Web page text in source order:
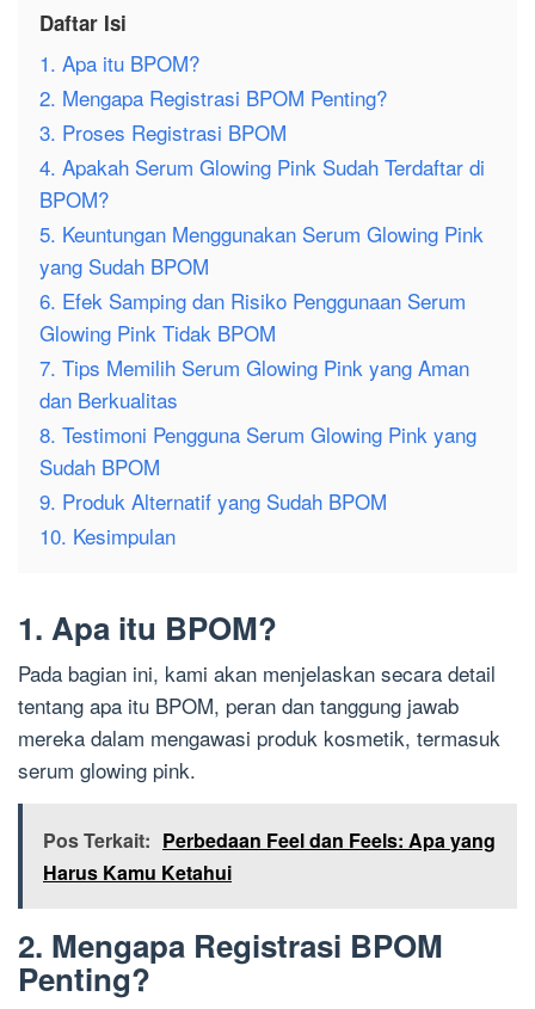
Daftar Isi
1. Apa itu BPOM?
2. Mengapa Registrasi BPOM Penting?
3. Proses Registrasi BPOM
4. Apakah Serum Glowing Pink Sudah Terdaftar di
BPOM?
5. Keuntungan Menggunakan Serum Glowing Pink
yang Sudah BPOM
6. Efek Samping dan Risiko Penggunaan Serum
Glowing Pink Tidak BPOM
7. Tips Memilih Serum Glowing Pink yang Aman
dan Berkualitas
8. Testimoni Pengguna Serum Glowing Pink yang
Sudah BPOM
9. Produk Alternatif yang Sudah BPOM
10. Kesimpulan
1. Apa itu BPOM?
Pada bagian ini, kami akan menjelaskan secara detail
tentang apa itu BPOM, peran dan tanggung jawab
mereka dalam mengawasi produk kosmetik, termasuk
serum glowing pink.
Pos Terkait: Perbedaan Feel dan Feels: Apa yang
Harus Kamu Ketahui
2. Mengapa Registrasi BPOM
Penting?